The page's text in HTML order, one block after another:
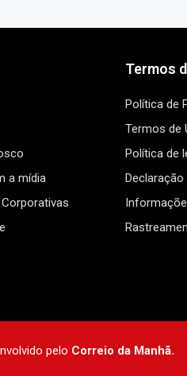
a mídia
Termos
Política de
Termos de
Política de
pelo Correio da Manhã.